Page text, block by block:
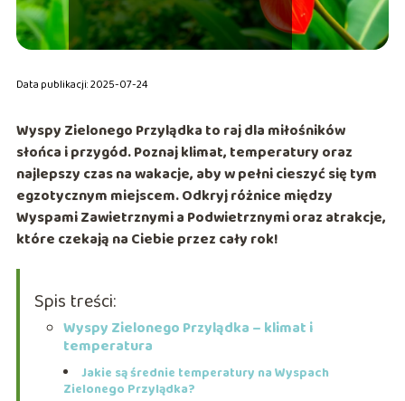
Data publikacji: 2025-07-24
Wyspy Zielonego Przylądka to raj dla miłośników
słońca i przygód. Poznaj klimat, temperatury oraz
najlepszy czas na wakacje, aby w pełni cieszyć się tym
egzotycznym miejscem. Odkryj różnice między
Wyspami Zawietrznymi a Podwietrznymi oraz atrakcje,
które czekają na Ciebie przez cały rok!
Spis treści:
Wyspy Zielonego Przylądka – klimat i
temperatura
Jakie są średnie temperatury na Wyspach
Zielonego Przylądka?